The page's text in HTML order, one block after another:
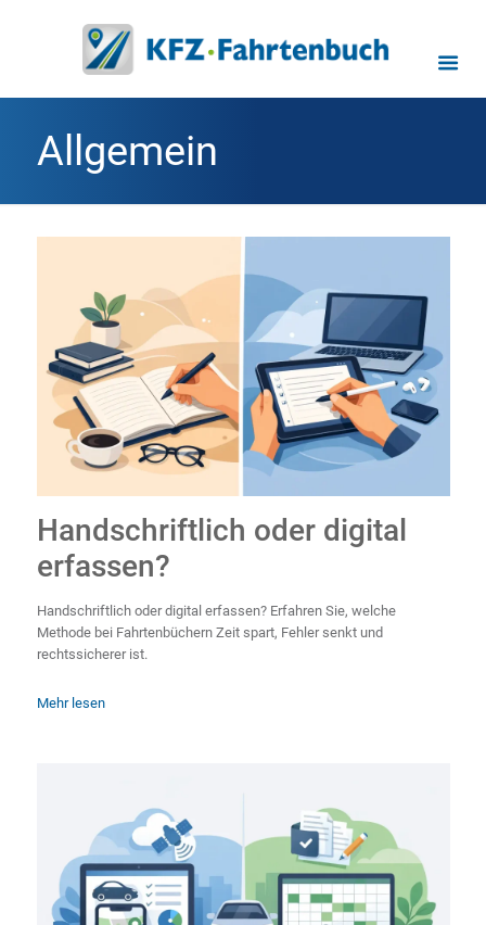
Allgemein
Handschriftlich oder digital
erfassen?
Handschriftlich oder digital erfassen? Erfahren Sie, welche
Methode bei Fahrtenbüchern Zeit spart, Fehler senkt und
rechtssicherer ist.
Mehr lesen